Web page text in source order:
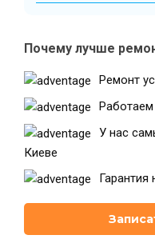
г. Киев, Комфорт Таун, ул.
Почему лучше
Ремонт
У нас
Киеве
Гарантия